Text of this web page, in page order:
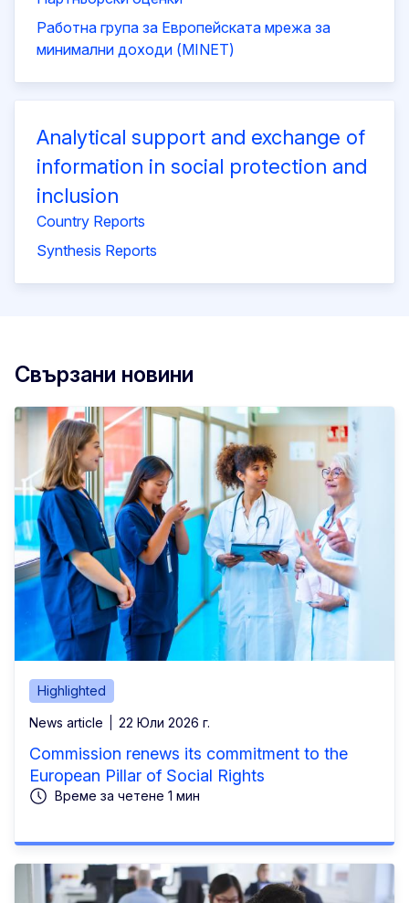
Работна група за Европейската мрежа за
минимални доходи (MINET)
Analytical support and exchange of
information in social protection and
inclusion
Country Reports
Synthesis Reports
Свързани новини
Highlighted
News article 22 Юли 2026 г.
Commission renews its commitment to the
European Pillar of Social Rights
Време за четене 1 мин